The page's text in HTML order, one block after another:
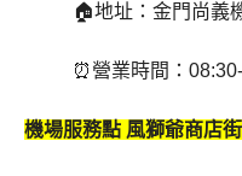
🏠地址：金門尚義
⏰營業時間：
機場服務點 風獅爺商店